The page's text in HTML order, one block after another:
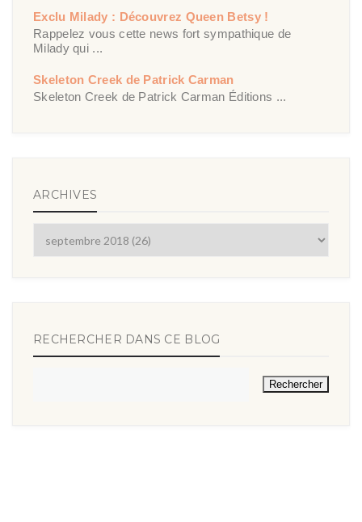
Exclu Milady : Découvrez Queen Betsy !
Rappelez vous cette news fort sympathique de
Milady qui ...
Skeleton Creek de Patrick Carman
Skeleton Creek de Patrick Carman Éditions ...
ARCHIVES
RECHERCHER DANS CE BLOG